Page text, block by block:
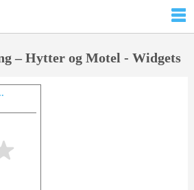
– Hytter og Motel - Widgets